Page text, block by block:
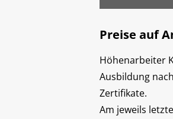
Preise auf
Höhenarbeiter
Ausbildung
Zertifikate.
Am jeweils